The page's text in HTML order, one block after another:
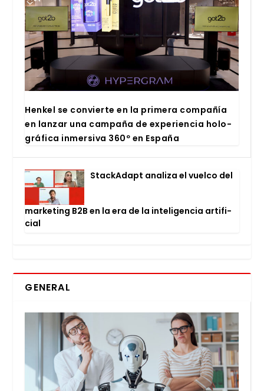
Hen­kel se con­vier­te en la pri­me­ra com­pa­ñía
en lan­zar una cam­pa­ña de expe­rien­cia holo­
grá­fi­ca inmer­si­va 360º en Espa­ña
Stac­kA­dapt ana­li­za el vuel­co del
mar­ke­ting B2B en la era de la inte­li­gen­cia arti­fi­
cial
GENERAL